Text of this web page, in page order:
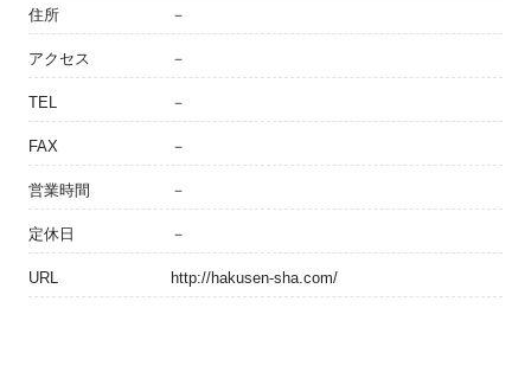
住所 －
アクセス －
TEL －
FAX －
営業時間 －
定休日 －
URL http://hakusen-sha.com/